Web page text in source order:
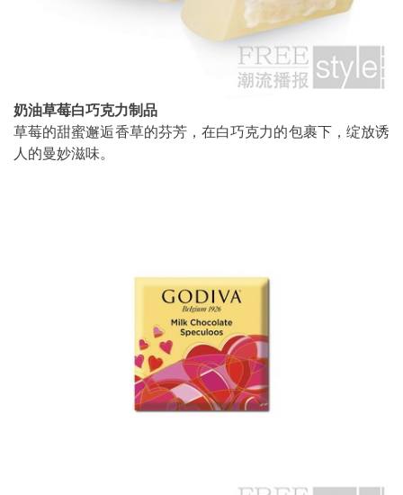
奶油草莓白巧克力制品
草莓的甜蜜邂逅香草的芬芳，在白巧克力的包裹下，绽放诱
人的曼妙滋味。